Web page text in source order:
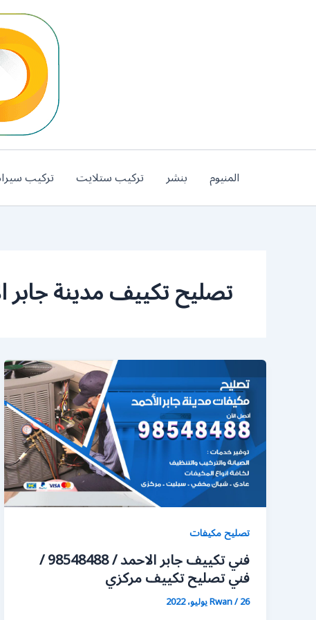
المنيوم بنشر تركيب ستلايت تركيب
تصليح تكييف مدينة جابر
تصليح مكيفات
فني تكييف جابر الاحمد / 98548488 /
فني تصليح تكييف مركزي
Rwan/26 يوليو، 2022